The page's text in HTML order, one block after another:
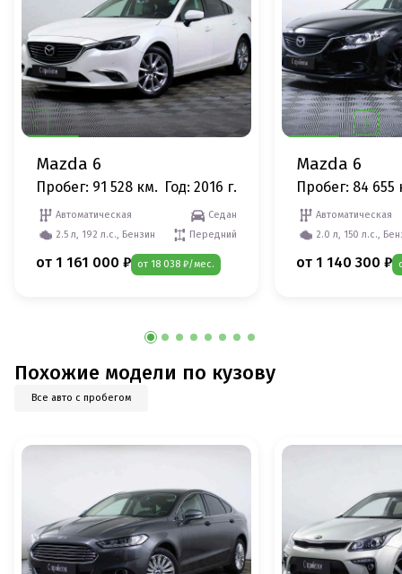
Mazda 6
Пробег: 91 528 км. Год: 2016 г.
Автоматическая
Седан
2.5 л, 192 л.с., Бензин
Передний
от 1 161 000 ₽ от 18 038 ₽/мес.
Mazda 6
Пробег: 84 655
Автоматическая
2.0 л, 150 л.с.,
от 1 140 300 ₽
Похожие модели по кузову
Все авто с пробегом